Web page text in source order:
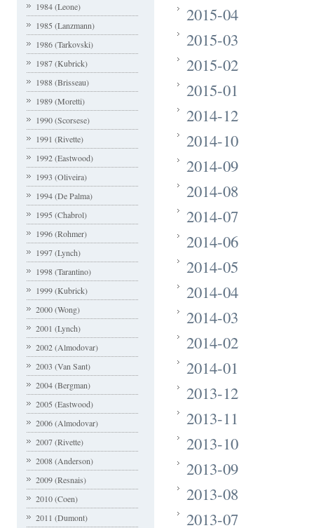
1984 (Leone)
1985 (Lanzmann)
1986 (Tarkovski)
1987 (Kubrick)
1988 (Brisseau)
1989 (Moretti)
1990 (Scorsese)
1991 (Rivette)
1992 (Eastwood)
1993 (Oliveira)
1994 (De Palma)
1995 (Chabrol)
1996 (Rohmer)
1997 (Lynch)
1998 (Tarantino)
1999 (Kubrick)
2000 (Wong)
2001 (Lynch)
2002 (Almodovar)
2003 (Van Sant)
2004 (Bergman)
2005 (Eastwood)
2006 (Almodovar)
2007 (Rivette)
2008 (Anderson)
2009 (Resnais)
2010 (Coen)
2011 (Dumont)
2015-04
2015-03
2015-02
2015-01
2014-12
2014-10
2014-09
2014-08
2014-07
2014-06
2014-05
2014-04
2014-03
2014-02
2014-01
2013-12
2013-11
2013-10
2013-09
2013-08
2013-07